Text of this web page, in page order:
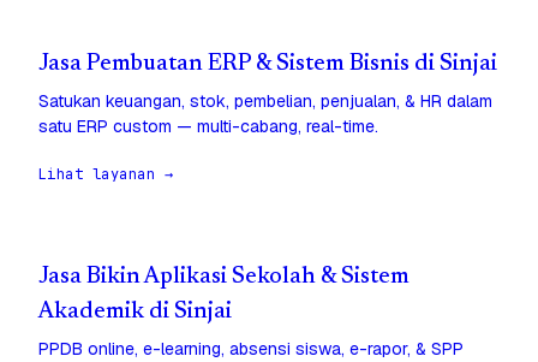
Jasa Pembuatan ERP & Sistem Bisnis di Sinjai
Satukan keuangan, stok, pembelian, penjualan, & HR dalam
satu ERP custom — multi-cabang, real-time.
Lihat layanan →
Jasa Bikin Aplikasi Sekolah & Sistem
Akademik di Sinjai
PPDB online, e-learning, absensi siswa, e-rapor, & SPP